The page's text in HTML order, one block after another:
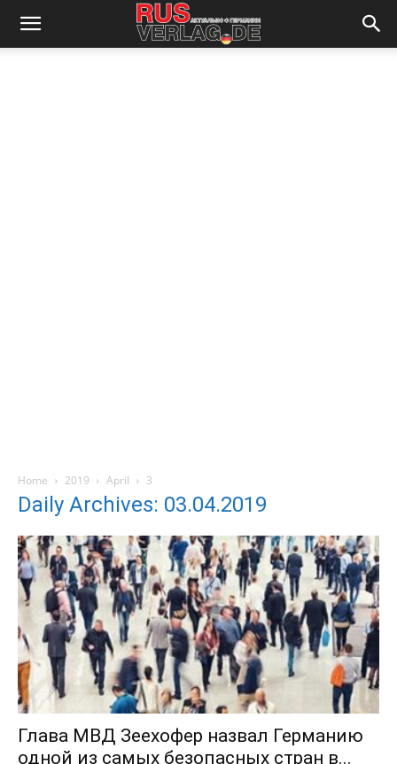
Home 2019 April 3
Daily Archives: 03.04.2019
Глава МВД Зеехофер назвал Германию
одной из самых безопасных стран в...